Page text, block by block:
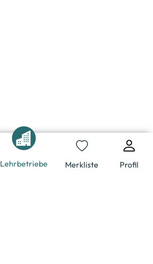
Lehrbetriebe Merkliste Profil